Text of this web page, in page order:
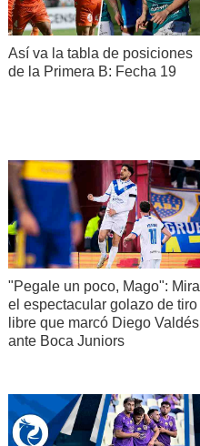
Así va la tabla de posiciones
de la Primera B: Fecha 19
"Pegale un poco, Mago": Mira
el espectacular golazo de tiro
libre que marcó Diego Valdés
ante Boca Juniors